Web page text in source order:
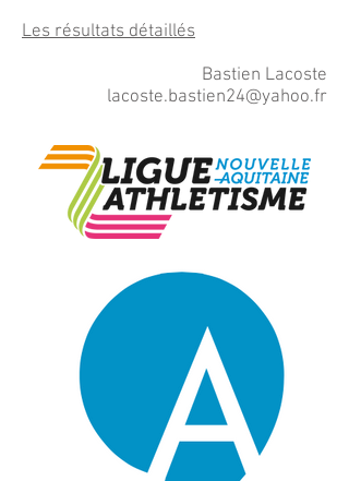
Les résultats détaillés
Bastien Lacoste
lacoste.bastien24@yahoo.fr